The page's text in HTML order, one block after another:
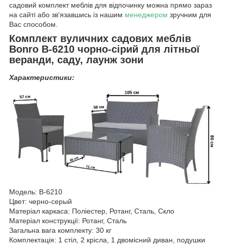
садовий комплект меблів для відпочинку можна прямо зараз
на сайті або зв'язавшись із нашим менеджером зручним для
Вас способом.
Комплект вуличних садових меблів
Bonro B-6210 чорно-сірий для літньої
веранди, саду, лаунж зони
Характеристики:
Модель: B-6210
Цвет: черно-серый
Матеріал каркаса: Поліестер, Ротанг, Сталь, Скло
Матеріал конструкції: Ротанг, Сталь
Загальна вага комплекту: 30 кг
Комплектація: 1 стіл, 2 крісла, 1 двомісний диван, подушки